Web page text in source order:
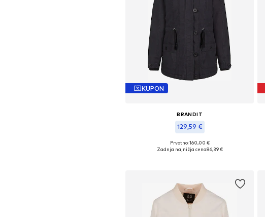
KUPON
BRANDIT
129,59 €
Razpoložljive velikosti: M, XL
Prvotno: 160,00 €
Zadnja najnižja cena86,39 €